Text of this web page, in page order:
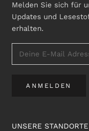
Melden Sie sich für
Updates und
erhalten.
ANMELDEN
UNSERE STANDORTE